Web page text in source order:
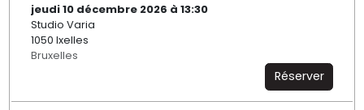
jeudi 10 décembre 2026 à 13:30
Studio Varia
1050 Ixelles
Bruxelles
Réserver